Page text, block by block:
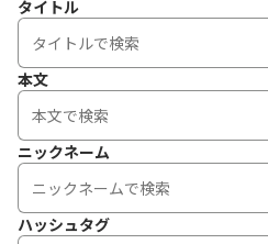
タイトル
本文
ニックネーム
ハッシュタグ